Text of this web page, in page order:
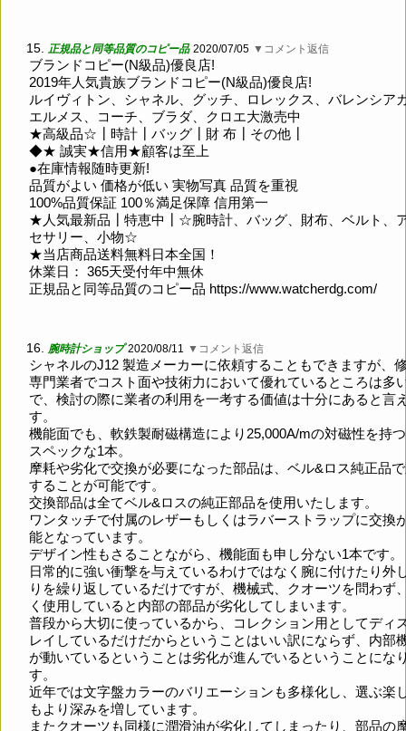
15. 正規品と同等品質のコピー品 2020/07/05 ▼コメント返信
ブランドコピー(N級品)優良店!
2019年人気貴族ブランドコピー(N級品)優良店!
ルイヴィトン、シャネル、グッチ、ロレックス、バレンシア
エルメス、コーチ、ブラダ、クロエ大激売中
★高級品☆┃時計┃バッグ┃財 布┃その他┃
◆★ 誠実★信用★顧客は至上
●在庫情報随時更新!
品質がよい 価格が低い 実物写真 品質を重視
100%品質保証 100％満足保障 信用第一
★人気最新品┃特恵中┃☆腕時計、バッグ、財布、ベルト、
セサリー、小物☆
★当店商品送料無料日本全国！
休業日： 365天受付年中無休
正規品と同等品質のコピー品 https://www.watcherdg.com/
16. 腕時計ショップ 2020/08/11 ▼コメント返信
シャネルのJ12 製造メーカーに依頼することもできますが、
専門業者でコスト面や技術力において優れているところは多
で、検討の際に業者の利用を一考する価値は十分にあると言
す。
機能面でも、軟鉄製耐磁構造により25,000A/mの対磁性を持
スペックな1本。
摩耗や劣化で交換が必要になった部品は、ベル&ロス純正品
することが可能です。
交換部品は全てベル&ロスの純正部品を使用いたします。
ワンタッチで付属のレザーもしくはラバーストラップに交換
能となっています。
デザイン性もさることながら、機能面も申し分ない1本です。
日常的に強い衝撃を与えているわけではなく腕に付けたり外
りを繰り返しているだけですが、機械式、クオーツを問わず
く使用していると内部の部品が劣化してしまいます。
普段から大切に使っているから、コレクション用としてディ
レイしているだけだからということはいい訳にならず、内部
が動いているということは劣化が進んでいるということにな
す。
近年では文字盤カラーのバリエーションも多様化し、選ぶ楽
もより深みを増しています。
またクオーツも同様に潤滑油が劣化してしまったり、部品の